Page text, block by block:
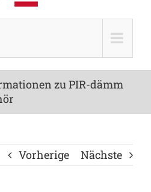
zu PIR-dämm
Vorherige Nächste